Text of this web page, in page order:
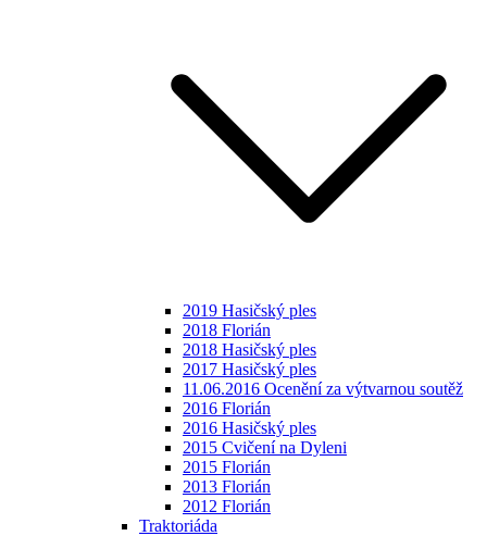
2019 Hasičský ples
2018 Florián
2018 Hasičský ples
2017 Hasičský ples
11.06.2016 Ocenění za výtvarnou soutěž
2016 Florián
2016 Hasičský ples
2015 Cvičení na Dyleni
2015 Florián
2013 Florián
2012 Florián
Traktoriáda